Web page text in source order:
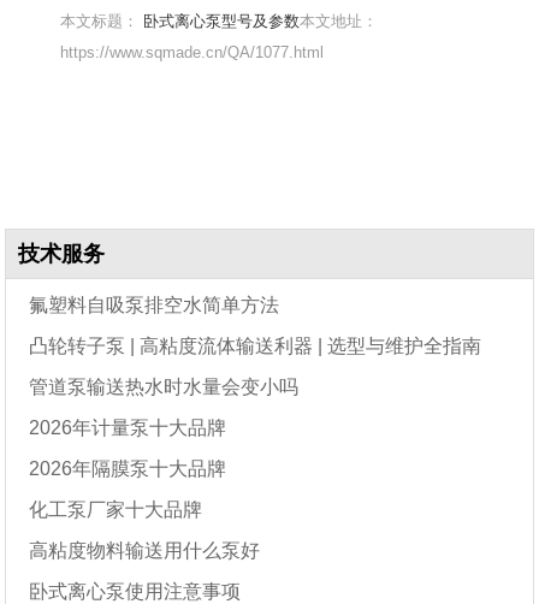
本文标题： 卧式离心泵型号及参数本文地址：
https://www.sqmade.cn/QA/1077.html
技术服务
氟塑料自吸泵排空水简单方法
凸轮转子泵 | 高粘度流体输送利器 | 选型与维护全指南
管道泵输送热水时水量会变小吗
2026年计量泵十大品牌
2026年隔膜泵十大品牌
化工泵厂家十大品牌
高粘度物料输送用什么泵好
卧式离心泵使用注意事项